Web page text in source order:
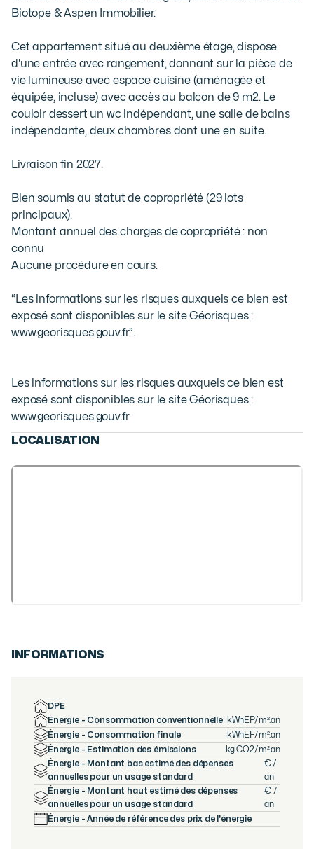
Biotope & Aspen Immobilier.
Cet appartement situé au deuxième étage, dispose
d'une entrée avec rangement, donnant sur la pièce de
vie lumineuse avec espace cuisine (aménagée et
équipée, incluse) avec accès au balcon de 9 m2. Le
couloir dessert un wc indépendant, une salle de bains
indépendante, deux chambres dont une en suite.
Livraison fin 2027.
Bien soumis au statut de copropriété (29 lots
principaux).
Montant annuel des charges de copropriété : non
connu
Aucune procédure en cours.
“Les informations sur les risques auxquels ce bien est
exposé sont disponibles sur le site Géorisques :
www.georisques.gouv.fr”.
Les informations sur les risques auxquels ce bien est
exposé sont disponibles sur le site Géorisques :
www.georisques.gouv.fr
LOCALISATION
INFORMATIONS
DPE
Énergie - Consommation conventionnelle
kWhEP/m².an
Énergie - Consommation finale
kWhEF/m².an
Énergie - Estimation des émissions
kg CO2/m².an
Énergie - Montant bas estimé des dépenses
annuelles pour un usage standard
€ /
an
Énergie - Montant haut estimé des dépenses
annuelles pour un usage standard
€ /
an
Énergie - Année de référence des prix de l'énergie